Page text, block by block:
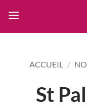
contenu
ACCUEIL /
St